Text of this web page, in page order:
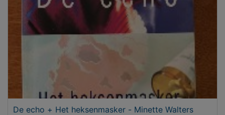
De echo + Het heksenmasker - Minette Walters